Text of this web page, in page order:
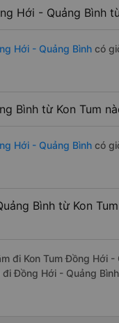
Hới - Quảng Bình
Hới - Quảng Bình có
Bình từ Kon Tum
Hới - Quảng Bình có
Bình từ Kon
đi Kon Tum Đồng Hới
Đồng Hới - Quảng